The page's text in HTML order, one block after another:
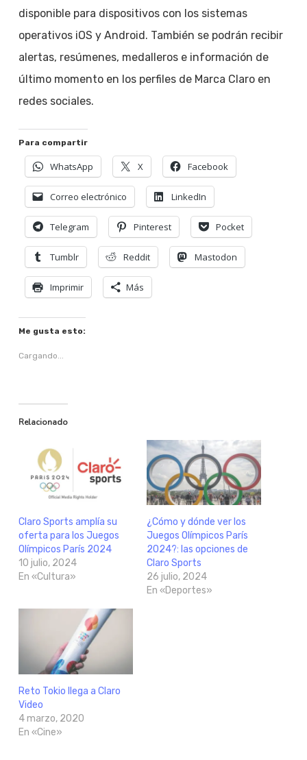
disponible para dispositivos con los sistemas
operativos iOS y Android. También se podrán recibir
alertas, resúmenes, medalleros e información de
último momento en los perfiles de Marca Claro en
redes sociales.
Para compartir
WhatsApp X Facebook
Correo electrónico LinkedIn
Telegram Pinterest Pocket
Tumblr Reddit Mastodon
Imprimir Más
Me gusta esto:
Cargando...
Relacionado
Claro Sports amplía su
oferta para los Juegos
Olímpicos París 2024
10 julio, 2024
En «Cultura»
¿Cómo y dónde ver los
Juegos Olímpicos París
2024?: las opciones de
Claro Sports
26 julio, 2024
En «Deportes»
Reto Tokio llega a Claro
Video
4 marzo, 2020
En «Cine»